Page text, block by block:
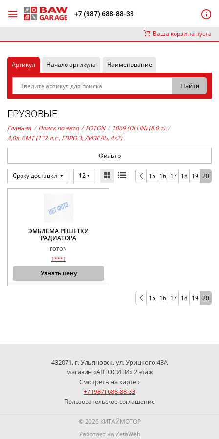
+7 (987) 688-88-33
Ваша корзина пуста
Артикул Начало артикула Наименование
ГРУЗОВЫЕ
Главная / Поиск по авто / FOTON / 1069 (OLLIN) (8.0 т) /
4,0л. 6MT (132 л.с., ЕВРО 3, ДИЗЕЛЬ, 4x2)
Фильтр
Сроку доставки 12 15 16 17 18 19 20
ЭМБЛЕМА РЕШЕТКИ
РАДИАТОРА
FOTON
1***1
Узнать цену
15 16 17 18 19 20
432071, г. Ульяновск, ул. Урицкого 43А
магазин «АВТОСИТИ» 2 этаж
Смотреть на карте ›
+7 (987) 688-88-33
Пользовательское соглашение
© 2026 КИТАЙМОТОР
Работает на ZetaWeb